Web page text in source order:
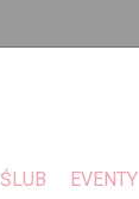
ŚLUB EVENTY